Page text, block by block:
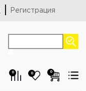
Регистрация
0 0 0